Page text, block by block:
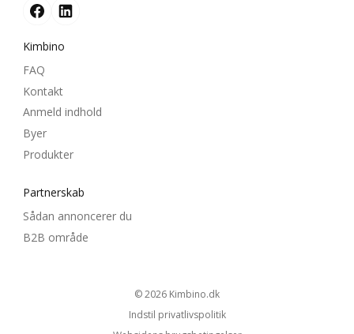
Kimbino
FAQ
Kontakt
Anmeld indhold
Byer
Produkter
Partnerskab
Sådan annoncerer du
B2B område
© 2026
kimbino.dk
Indstil privatlivspolitik